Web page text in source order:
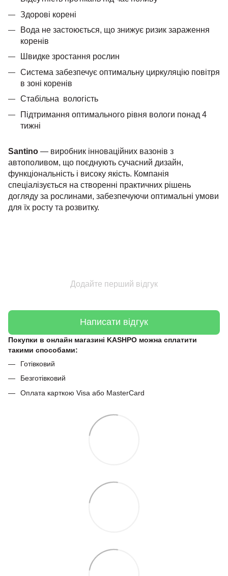
Здорові корені
Вода не застоюється, що знижує ризик зараження
коренів
Швидке зростання рослин
Система забезпечує оптимальну циркуляцію повітря
в зоні коренів
Стабільна вологість
Підтримання оптимального рівня вологи понад 4
тижні
Santino — виробник інноваційних вазонів з
автополивом, що поєднують сучасний дизайн,
функціональність і високу якість. Компанія
спеціалізується на створенні практичних рішень
догляду за рослинами, забезпечуючи оптимальні умови
для їх росту та розвитку.
Додайте перший відгук
Написати відгук
Покупки в онлайн магазині KASHPO можна сплатити
такими способами:
Готівковий
Безготівковий
Оплата карткою Visa або MasterCard